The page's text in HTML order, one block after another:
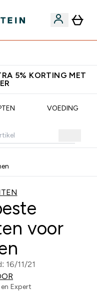
5% KORTING MET
VOEDING
voor
16/11/21
Expert